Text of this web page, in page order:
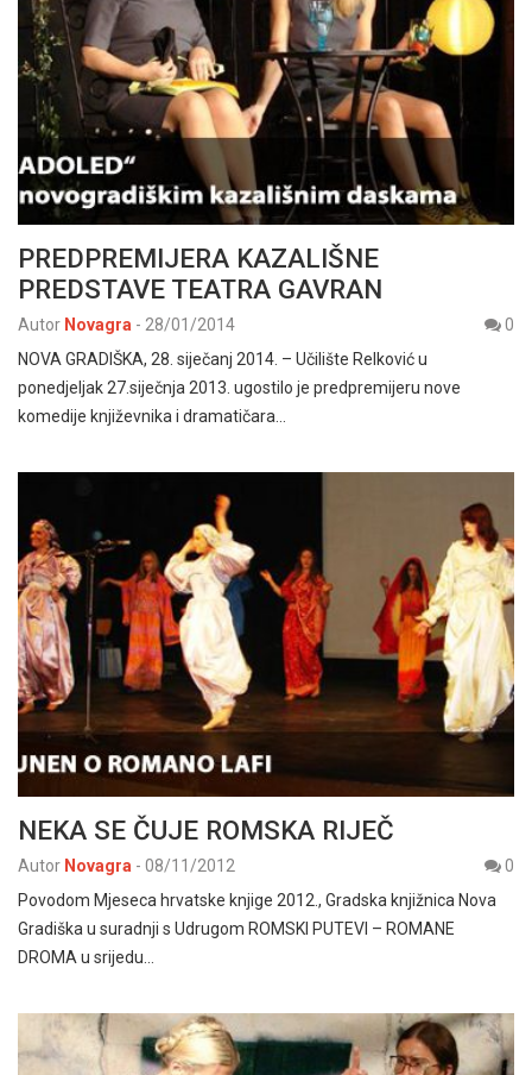
PREDPREMIJERA KAZALIŠNE
PREDSTAVE TEATRA GAVRAN
Autor Novagra - 28/01/2014
0
NOVA GRADIŠKA, 28. siječanj 2014. – Učilište Relković u
ponedjeljak 27.siječnja 2013. ugostilo je predpremijeru nove
komedije književnika i dramatičara…
NEKA SE ČUJE ROMSKA RIJEČ
Autor Novagra - 08/11/2012
0
Povodom Mjeseca hrvatske knjige 2012., Gradska knjižnica Nova
Gradiška u suradnji s Udrugom ROMSKI PUTEVI – ROMANE
DROMA u srijedu…